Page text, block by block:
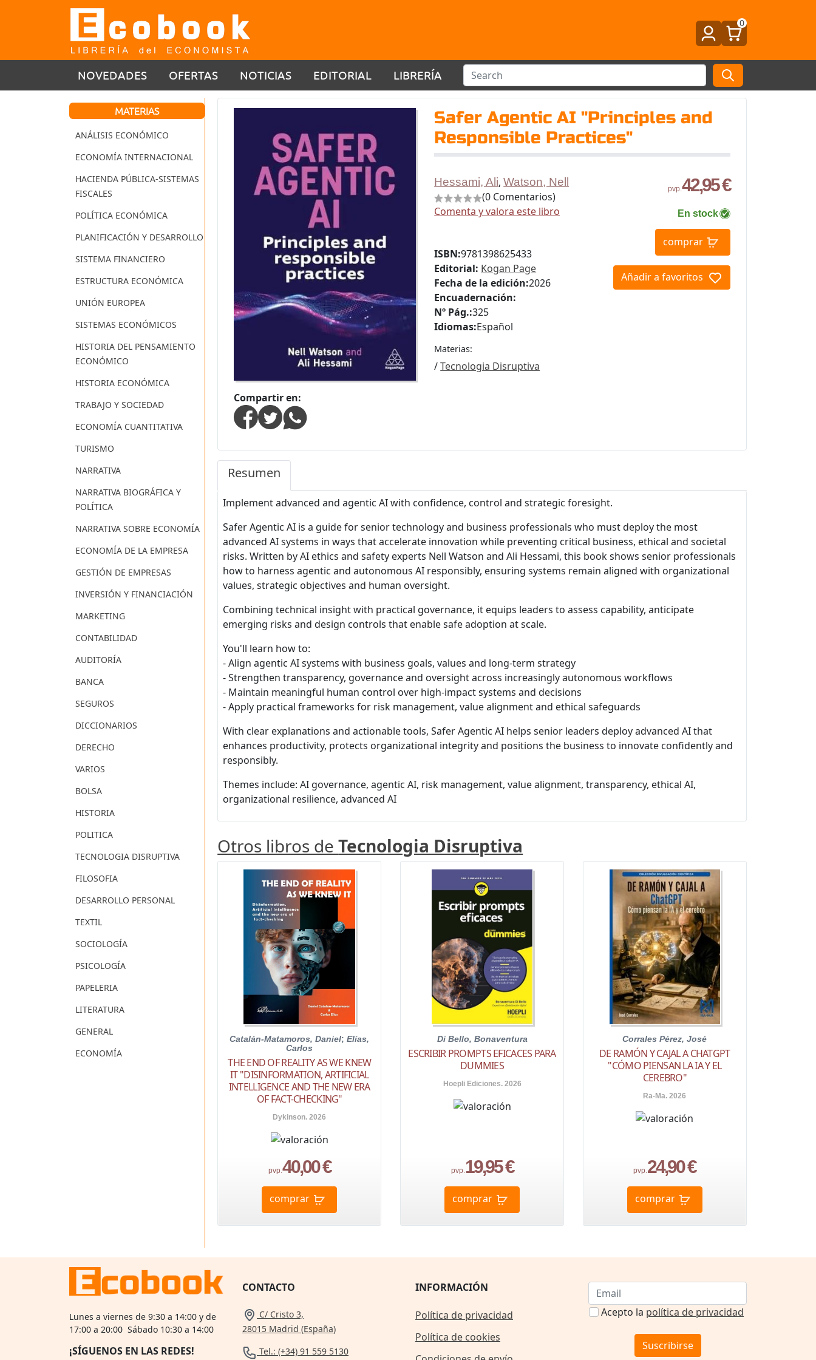
0
NOVEDADES OFERTAS NOTICIAS EDITORIAL LIBRERÍA
MATERIAS
ANÁLISIS ECONÓMICO
ECONOMÍA INTERNACIONAL
HACIENDA PÚBLICA-SISTEMAS
FISCALES
POLÍTICA ECONÓMICA
PLANIFICACIÓN Y DESARROLLO
SISTEMA FINANCIERO
ESTRUCTURA ECONÓMICA
UNIÓN EUROPEA
SISTEMAS ECONÓMICOS
HISTORIA DEL PENSAMIENTO
ECONÓMICO
HISTORIA ECONÓMICA
TRABAJO Y SOCIEDAD
ECONOMÍA CUANTITATIVA
TURISMO
NARRATIVA
NARRATIVA BIOGRÁFICA Y
POLÍTICA
NARRATIVA SOBRE ECONOMÍA
ECONOMÍA DE LA EMPRESA
GESTIÓN DE EMPRESAS
INVERSIÓN Y FINANCIACIÓN
MARKETING
CONTABILIDAD
AUDITORÍA
BANCA
SEGUROS
DICCIONARIOS
DERECHO
VARIOS
BOLSA
HISTORIA
POLITICA
TECNOLOGIA DISRUPTIVA
FILOSOFIA
DESARROLLO PERSONAL
TEXTIL
SOCIOLOGÍA
PSICOLOGÍA
PAPELERIA
LITERATURA
GENERAL
ECONOMÍA
Safer Agentic AI "Principles and
Responsible Practices"
Compartir en:
Hessami, Ali,Watson, Nell
(0 Comentarios)
Comenta y valora este libro
pvp.42,95 €
En stock
comprar
Añadir a favoritos
ISBN:9781398625433
Editorial: Kogan Page
Fecha de la edición:2026
Encuadernación:
Nº Pág.:325
Idiomas:Español
Materias:
/Tecnologia Disruptiva
Resumen
Implement advanced and agentic AI with confidence, control and strategic foresight.
Safer Agentic AI is a guide for senior technology and business professionals who must deploy the most
advanced AI systems in ways that accelerate innovation while preventing critical business, ethical and societal
risks. Written by AI ethics and safety experts Nell Watson and Ali Hessami, this book shows senior professionals
how to harness agentic and autonomous AI responsibly, ensuring systems remain aligned with organizational
values, strategic objectives and human oversight.
Combining technical insight with practical governance, it equips leaders to assess capability, anticipate
emerging risks and design controls that enable safe adoption at scale.
You'll learn how to:
- Align agentic AI systems with business goals, values and long-term strategy
- Strengthen transparency, governance and oversight across increasingly autonomous workflows
- Maintain meaningful human control over high-impact systems and decisions
- Apply practical frameworks for risk management, value alignment and ethical safeguards
With clear explanations and actionable tools, Safer Agentic AI helps senior leaders deploy advanced AI that
enhances productivity, protects organizational integrity and positions the business to innovate confidently and
responsibly.
Themes include: AI governance, agentic AI, risk management, value alignment, transparency, ethical AI,
organizational resilience, advanced AI
Otros libros deTecnologia Disruptiva
Catalán-Matamoros, Daniel;Elías,
Carlos
THE END OF REALITY AS WE KNEW
IT "DISINFORMATION, ARTIFICIAL
INTELLIGENCE AND THE NEW ERA
OF FACT-CHECKING"
Dykinson. 2026
pvp.40,00 €
comprar
Di Bello, Bonaventura
ESCRIBIR PROMPTS EFICACES PARA
DUMMIES
Hoepli Ediciones. 2026
pvp.19,95 €
comprar
Corrales Pérez, José
DE RAMÓN Y CAJAL A CHATGPT
"CÓMO PIENSAN LA IA Y EL
CEREBRO"
Ra-Ma. 2026
pvp.24,90 €
comprar
Lunes a viernes de 9:30 a 14:00 y de
17:00 a 20:00 Sábado 10:30 a 14:00
¡SÍGUENOS EN LAS REDES!
CONTACTO
C/ Cristo 3,
28015 Madrid (España)
Tel.: (+34) 91 559 5130
INFORMACIÓN
Política de privacidad
Política de cookies
Acepto la política de privacidad
Suscribirse